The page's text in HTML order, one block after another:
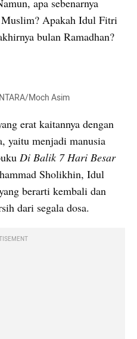
apa sebenarnya
Apakah Idul Fitri
bulan Ramadhan?
Moch Asim
erat kaitannya dengan
yaitu menjadi manusia
Di Balik 7 Hari Besar
Sholikhin, Idul
berarti kembali dan
dari segala dosa.